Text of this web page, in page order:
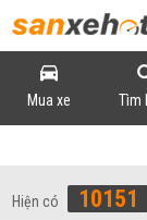
Mua xe Tìm
Hiện có 10151